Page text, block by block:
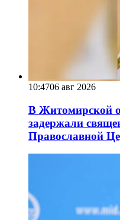
10:4706 авг 2026
В Житомирской
задержали
Православной